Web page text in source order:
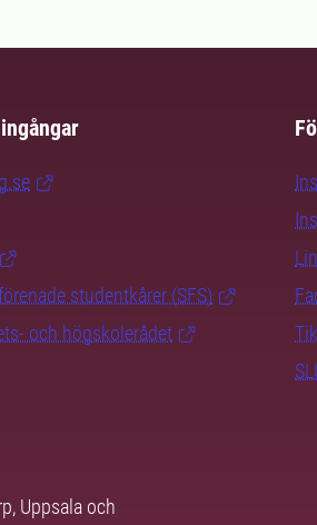
studentkårer (SFS)
och högskolerådet
Uppsala och